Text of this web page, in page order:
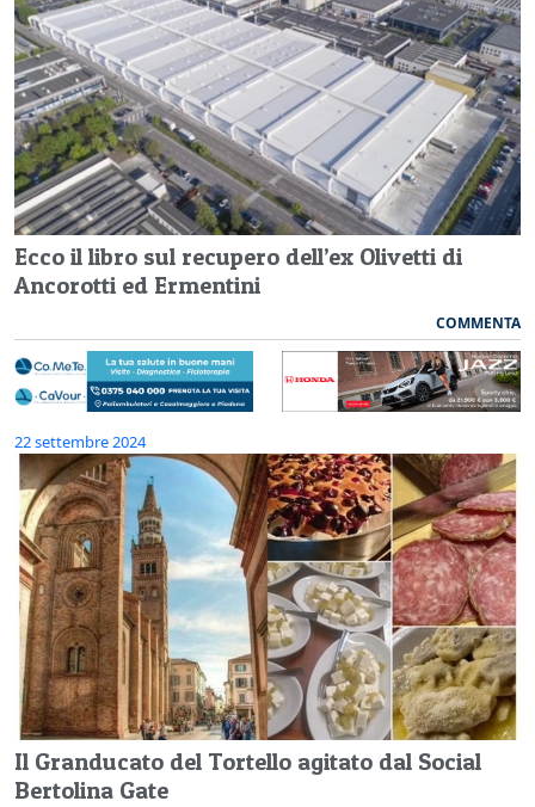
Ecco il libro sul recupero dell’ex Olivetti di
Ancorotti ed Ermentini
COMMENTA
22 settembre 2024
Il Granducato del Tortello agitato dal Social
Bertolina Gate